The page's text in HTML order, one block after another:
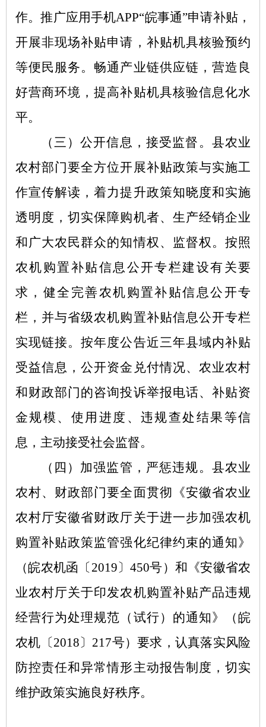
作。推广应用手机APP“皖事通”申请补贴，
开展非现场补贴申请，补贴机具核验预约
等便民服务。畅通产业链供应链，营造良
好营商环境，提高补贴机具核验信息化水
平。
（三）公开信息，接受监督。 县农业
农村部门要全方位开展补贴政策与实施工
作宣传解读，着力提升政策知晓度和实施
透明度，切实保障购机者、生产经销企业
和广大农民群众的知情权、监督权。按照
农机购置补贴信息公开专栏建设有关要
求，健全完善农机购置补贴信息公开专
栏，并与省级农机购置补贴信息公开专栏
实现链接。按年度公告近三年县域内补贴
受益信息，公开资金兑付情况、农业农村
和财政部门的咨询投诉举报电话、补贴资
金规模、使用进度、违规查处结果等信
息，主动接受社会监督。
（四）加强监管，严惩违规。 县农业
农村、财政部门要全面贯彻《安徽省农业
农村厅安徽省财政厅关于进一步加强农机
购置补贴政策监管强化纪律约束的通知》
（皖农机函〔 2019〕450号）和《安徽省农
业农村厅关于印发农机购置补贴产品违规
经营行为处理规范（试行）的通知》（皖
农机〔2018〕217号）要求，认真落实风险
防控责任和异常情形主动报告制度，切实
维护政策实施良好秩序。